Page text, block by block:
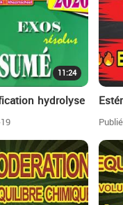
11:24
hydrolyse